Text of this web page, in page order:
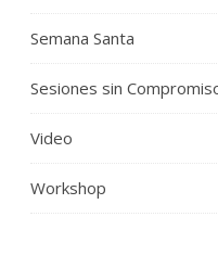
Semana Santa
Sesiones sin
Video
Workshop